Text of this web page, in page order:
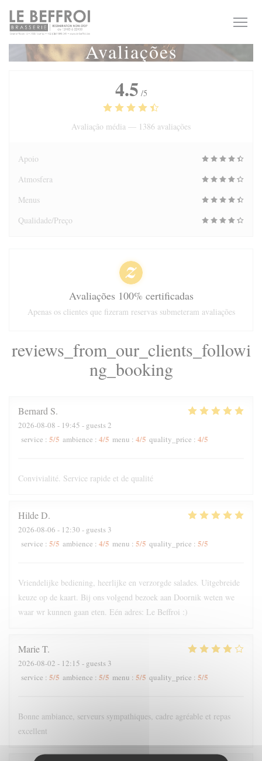
Painel de Gerenciamento de Cookies
Avaliações
reviews_from_our_clients_followi
ng_booking
Bernard S
2026-08-08 - 19:45 - guests 2
service : 5/5 ambience : 4/5 menu : 4/5 quality_price : 4/5
Convivialité. Service rapide et de qualité
HildeD
2026-08-06 - 12:30 - guests 3
service : 5/5 ambience : 4/5 menu : 5/5 quality_price : 5/5
Vriendelijke bediening, heerlijke en verzorgde salades. Uitgebreide
keuze op de kaart. Bij ons volgend bezoek aan Doornik weten we
waar wr kunnen gaan eten. Eén adres: Le Beffroi :)
MarieT
2026-08-02 - 12:15 - guests 3
service : 5/5 ambience : 5/5 menu : 5/5 quality_price : 5/5
Bonne ambiance, serveurs sympathiques, cadre agréable et repas
excellent
4.5 /5
Avaliação média — 1386 avaliações
Apoio
Atmosfera
Menus
Qualidade/Preço
Avaliações 100% certificadas
Apenas os clientes que fizeram reservas submeteram avaliações